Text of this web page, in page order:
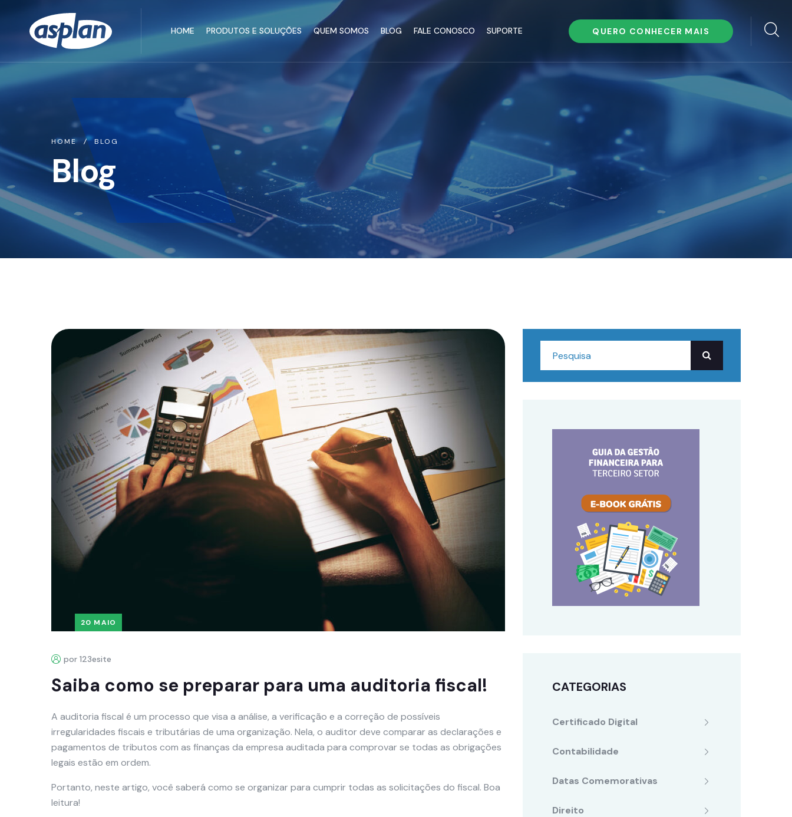
HOME PRODUTOS E SOLUÇÕES QUEM SOMOS BLOG FALE CONOSCO SUPORTE QUERO CONHECER MAIS
HOME BLOG
Blog
20 MAIO
por 123esite
Saiba como se preparar para uma auditoria fiscal!
A auditoria fiscal é um processo que visa a análise, a verificação e a correção de possíveis
irregularidades fiscais e tributárias de uma organização. Nela, o auditor deve comparar as declarações e
pagamentos de tributos com as finanças da empresa auditada para comprovar se todas as obrigações
legais estão em ordem.
Portanto, neste artigo, você saberá como se organizar para cumprir todas as solicitações do fiscal. Boa
leitura!
CATEGORIAS
Certificado Digital
Contabilidade
Datas Comemorativas
Direito